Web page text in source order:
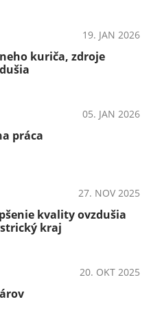
19. JAN 2026
kuriča, zdroje
05. JAN 2026
práca
27. NOV 2025
kvality ovzdušia
kraj
20. OKT 2025